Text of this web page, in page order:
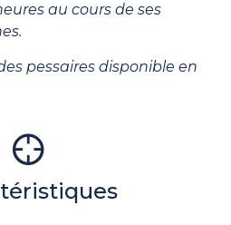
au cours de ses
pessaires disponible en